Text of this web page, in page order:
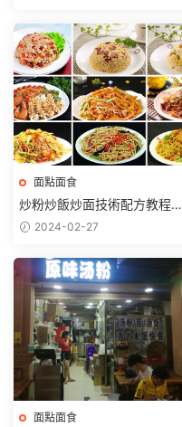
面點面食
炒粉炒飯炒面技術配方教程夜
市地攤小吃美食快餐蛋炒飯小
2024-02-27
面點面食